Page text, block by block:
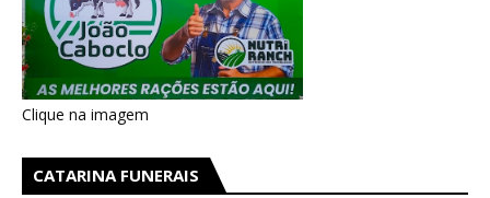
Clique na imagem
CATARINA FUNERAIS